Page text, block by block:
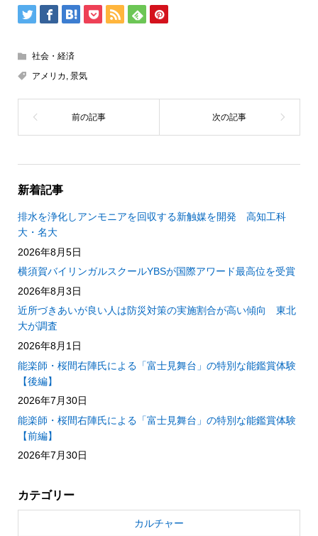
社会・経済
アメリカ , 景気
新着記事
排水を浄化しアンモニアを回収する新触媒を開発 高知工科
大・名大
2026年8月5日
横須賀バイリンガルスクールYBSが国際アワード最高位を受賞
2026年8月3日
近所づきあいが良い人は防災対策の実施割合が高い傾向 東北
大が調査
2026年8月1日
能楽師・桜間右陣氏による「富士見舞台」の特別な能鑑賞体験
【後編】
2026年7月30日
能楽師・桜間右陣氏による「富士見舞台」の特別な能鑑賞体験
【前編】
2026年7月30日
カテゴリー
カルチャー